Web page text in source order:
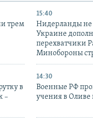
трем
15:40
Нидерланды не
Украине
перехватчики
Минобороны
в
–
14:30
Военные РФ
учения в Оливе